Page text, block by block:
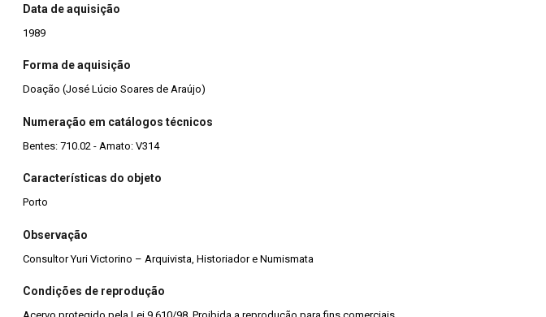
Data de aquisição
1989
Forma de aquisição
Doação (José Lúcio Soares de Araújo)
Numeração em catálogos técnicos
Bentes: 710.02 - Amato: V314
Características do objeto
Porto
Observação
Consultor Yuri Victorino – Arquivista, Historiador e Numismata
Condições de reprodução